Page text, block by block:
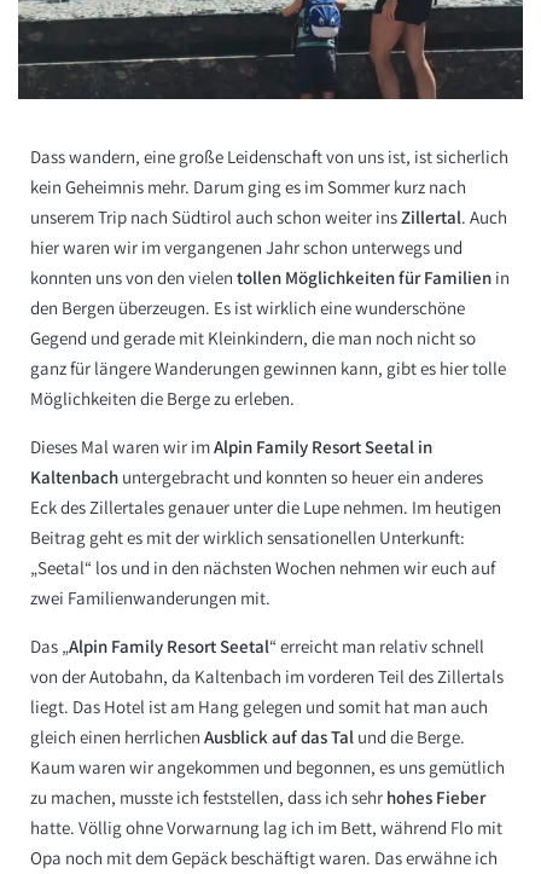
Dass wandern, eine große Leidenschaft von uns ist, ist sicherlich
kein Geheimnis mehr. Darum ging es im Sommer kurz nach
unserem Trip nach Südtirol auch schon weiter insZillertal. Auch
hier waren wir im vergangenen Jahr schon unterwegs und
konnten uns von den vielen tollen Möglichkeiten für Familien in
den Bergen überzeugen. Es ist wirklich eine wunderschöne
Gegend und gerade mit Kleinkindern, die man noch nicht so
ganz für längere Wanderungen gewinnen kann, gibt es hier tolle
Möglichkeiten die Berge zu erleben.
Dieses Mal waren wir imAlpin Family Resort Seetal in
Kaltenbach untergebracht und konnten so heuer ein anderes
Eck des Zillertales genauer unter die Lupe nehmen. Im heutigen
Beitrag geht es mit der wirklich sensationellen Unterkunft:
„Seetal“ los und in den nächsten Wochen nehmen wir euch auf
zwei Familienwanderungen mit.
Das „Alpin Family Resort Seetal“ erreicht man relativ schnell
von der Autobahn, da Kaltenbach im vorderen Teil des Zillertals
liegt. Das Hotel ist am Hang gelegen und somit hat man auch
gleich einen herrlichen Ausblick auf das Tal und die Berge.
Kaum waren wir angekommen und begonnen, es uns gemütlich
zu machen, musste ich feststellen, dass ich sehr hohes Fieber
hatte. Völlig ohne Vorwarnung lag ich im Bett, während Flo mit
Opa noch mit dem Gepäck beschäftigt waren. Das erwähne ich